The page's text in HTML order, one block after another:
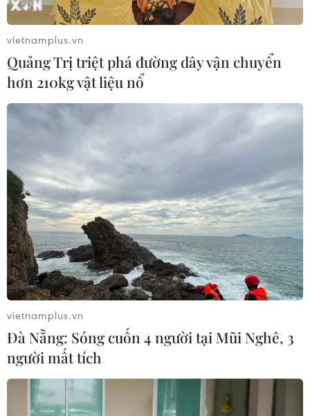
Chủ tịch nước Nguyễn Xuân Phúc hội đàm
với Tổng thống Indonesia
Hai nhà lãnh đạo bày tỏ vui mừng về sự phát triển
nhanh chóng, hiệu quả của quan hệ đối tác chiến lược
Việt Nam-Indonesia trên tất cả các lĩnh vực then chốt.
vietnamplus.vn
Quảng Trị triệt phá đường dây vận chuyển
hơn 210kg vật liệu nổ
vietnamplus.vn
Đà Nẵng: Sóng cuốn 4 người tại Mũi Nghê, 3
người mất tích